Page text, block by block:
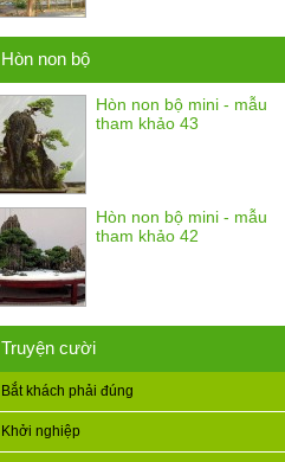
Hòn non bộ
Hòn non bộ mini - mẫu
tham khảo 43
Hòn non bộ mini - mẫu
tham khảo 42
Truyện cười
Bắt khách phải đúng
Khởi nghiệp